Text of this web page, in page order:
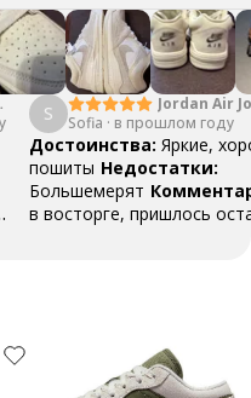
S
Jordan Air
Mid SE
Sofia · в прошлом году
Достоинства: Яркие,
пошиты Недостатки:
Большемерят
в восторге, пришлось